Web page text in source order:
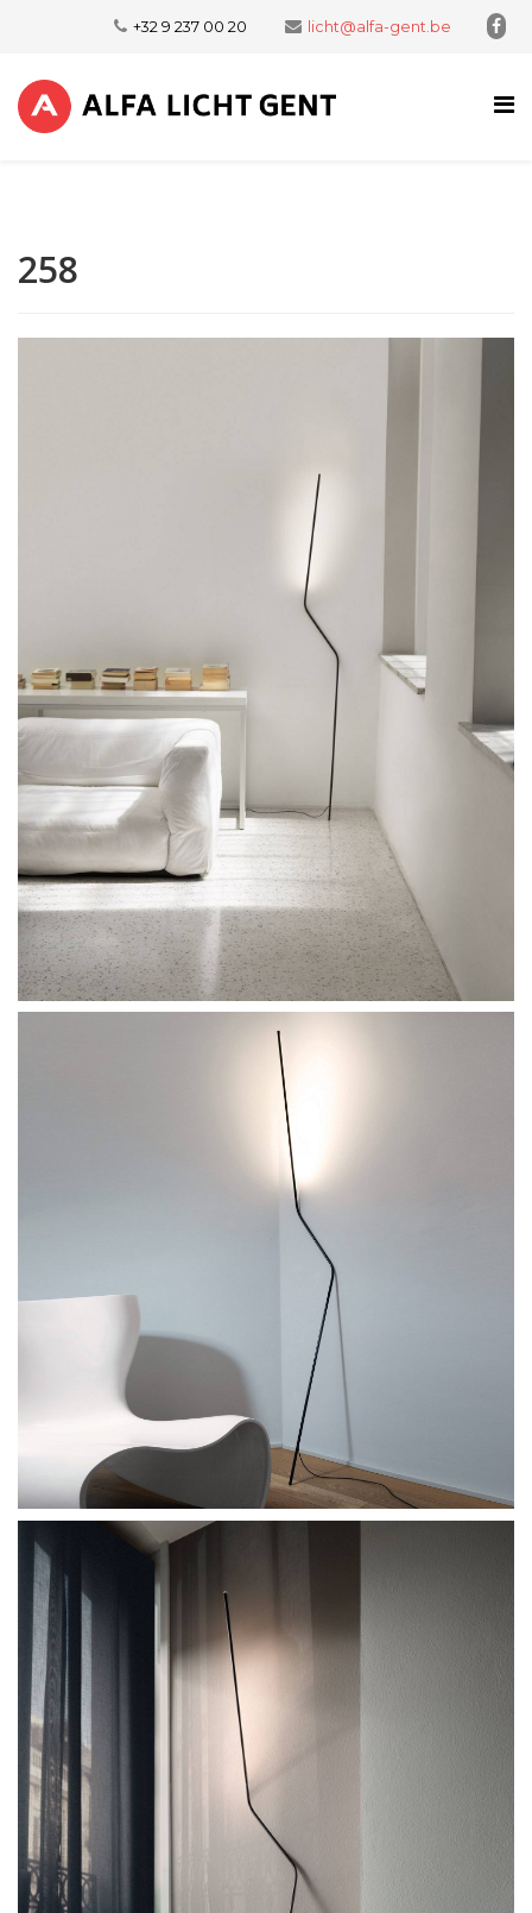
+32 9 237 00 20 licht@alfa-gent.be
258